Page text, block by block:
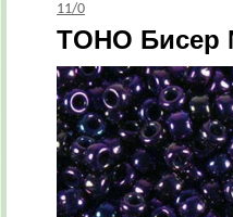
11/0
TOHO